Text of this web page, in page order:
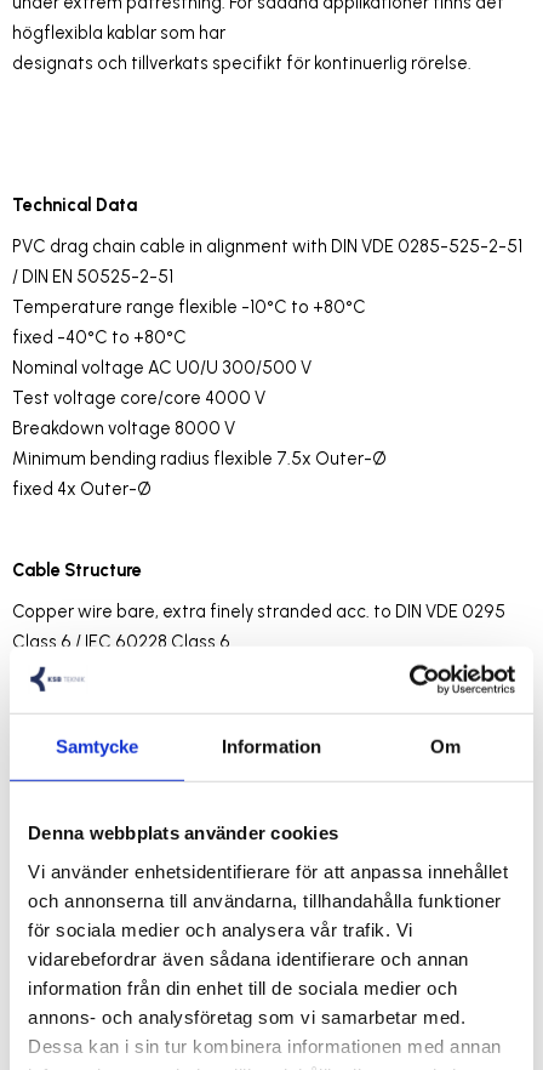
Samtycke Information Om
Denna webbplats använder cookies
Vi använder enhetsidentifierare för att anpassa innehållet
och annonserna till användarna, tillhandahålla funktioner
för sociala medier och analysera vår trafik. Vi
vidarebefordrar även sådana identifierare och annan
information från din enhet till de sociala medier och
annons- och analysföretag som vi samarbetar med.
Dessa kan i sin tur kombinera informationen med annan
högflexibla kablar som har
designats och tillverkats specifikt för kontinuerlig rörelse.
Technical Data
PVC drag chain cable in alignment with DIN VDE 0285-525-2-51
/ DIN EN 50525-2-51
Temperature range flexible -10°C to +80°C
fixed -40°C to +80°C
Nominal voltage AC U0/U 300/500 V
Test voltage core/core 4000 V
Breakdown voltage 8000 V
Minimum bending radius flexible 7.5x Outer-Ø
fixed 4x Outer-Ø
Cable Structure
Copper wire bare, extra finely stranded acc. to DIN VDE 0295
Class 6 / IEC 60228 Class 6
Core insulation: PVC, compound type Z 7225
Core identification acc. to DIN VDE 0293-334, black cores with
Protective conductor: starting with 3 cores,
G = with protective conductor GN-YE, in the outer layer,
x = without protective conductor (OZ)
Cores stranded in layers with optimally matched lay lengths
Fleece wrapping over each stranding layer
Outer sheath: oil-resistant special PVC acc. to DIN VDE 0207-
363-4-1 / DIN EN 50363-4-1 (compound type TM5)
Sheath colour: grey (RAL 7001)
Length marking: in metres